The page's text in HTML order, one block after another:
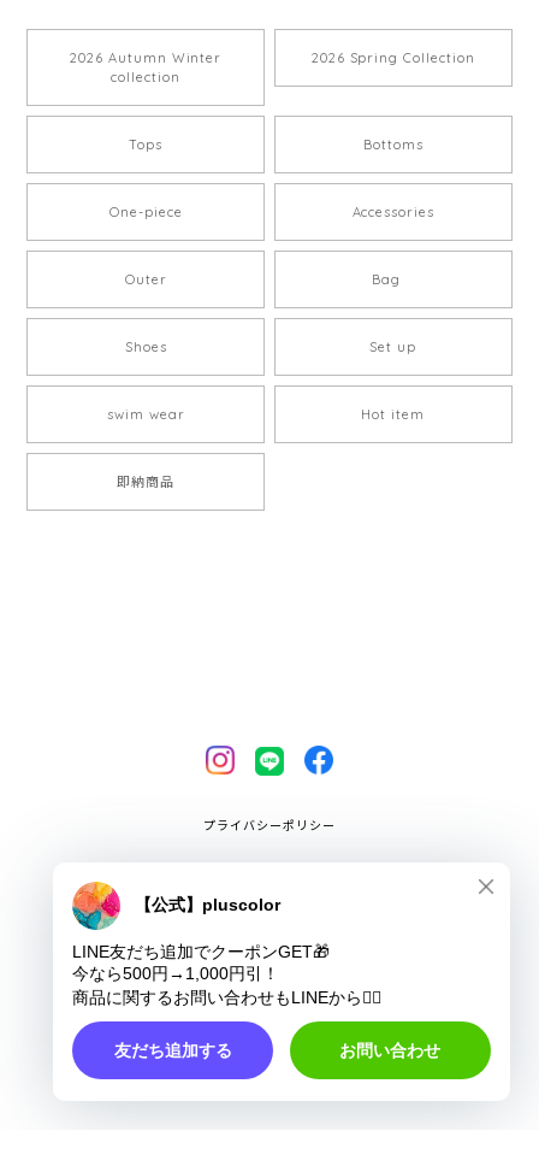
2026 Autumn Winter
collection
2026 Spring Collection
Tops Bottoms
One-piece Accessories
Outer Bag
Shoes Set up
swim wear Hot item
即納商品
プライバシーポリシー